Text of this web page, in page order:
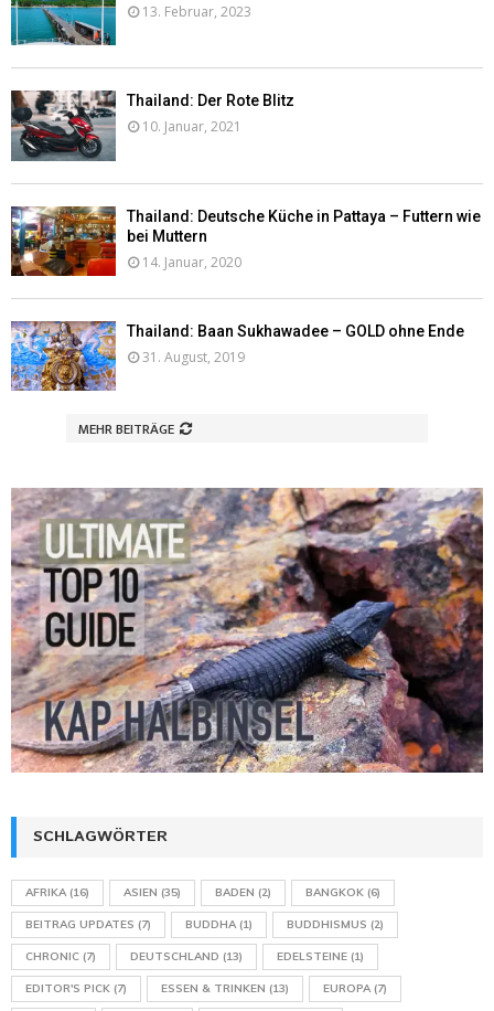
13. Februar, 2023
Thailand: Der Rote Blitz
10. Januar, 2021
Thailand: Deutsche Küche in Pattaya – Futtern wie
bei Muttern
14. Januar, 2020
Thailand: Baan Sukhawadee – GOLD ohne Ende
31. August, 2019
MEHR BEITRÄGE
SCHLAGWÖRTER
AFRIKA(16) ASIEN (35) BADEN (2) BANGKOK (6)
BEITRAG UPDATES (7) BUDDHA(1) BUDDHISMUS (2)
CHRONIC (7) DEUTSCHLAND (13) EDELSTEINE (1)
EDITOR'S PICK (7) ESSEN & TRINKEN (13) EUROPA(7)